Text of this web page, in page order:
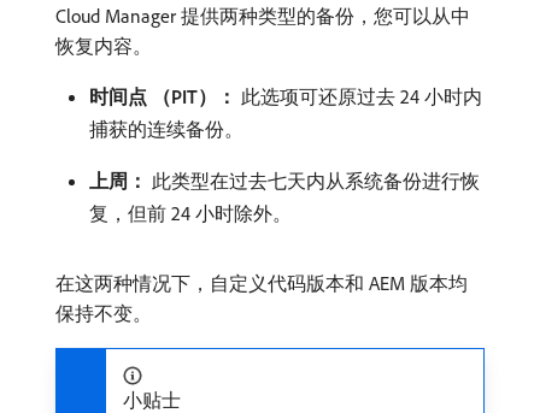
Cloud Manager 提供两种类型的备份，您可以从中
恢复内容。
时间点 （PIT）： 此选项可还原过去 24 小时内
捕获的连续备份。
上周： 此类型在过去七天内从系统备份进行恢
复，但前 24 小时除外。
在这两种情况下，自定义代码版本和 AEM 版本均
保持不变。
小贴士